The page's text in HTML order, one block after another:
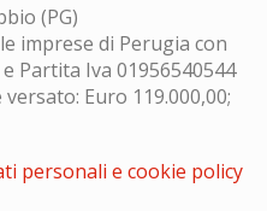
(PG)
imprese di Perugia con
Partita Iva 01956540544
Euro 119.000,00;
personali e cookie policy